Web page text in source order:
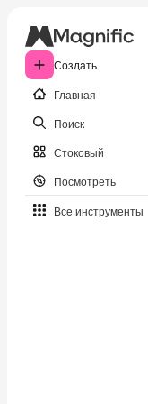
Создать
Главная
Поиск
Стоковый
Посмотреть
Все инструменты